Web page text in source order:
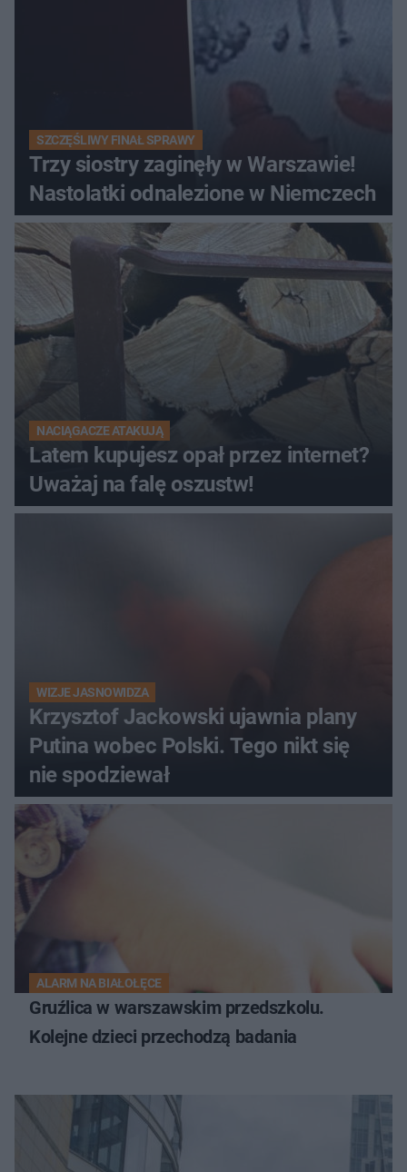
SZCZĘŚLIWY FINAŁ SPRAWY
Trzy siostry zaginęły w Warszawie!
Nastolatki odnalezione w Niemczech
NACIĄGACZE ATAKUJĄ
Latem kupujesz opał przez internet?
Uważaj na falę oszustw!
WIZJE JASNOWIDZA
Krzysztof Jackowski ujawnia plany
Putina wobec Polski. Tego nikt się
nie spodziewał
ALARM NA BIAŁOŁĘCE
Gruźlica w warszawskim przedszkolu.
Kolejne dzieci przechodzą badania